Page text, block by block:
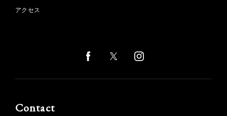
アクセス
Contact